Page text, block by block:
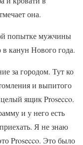
она.
попытке мужчины
канун Нового года.
за городом. Тут ко
и выпитого
ящик Prosecco.
и у него есть
Я не знаю
Prosecco. Это было